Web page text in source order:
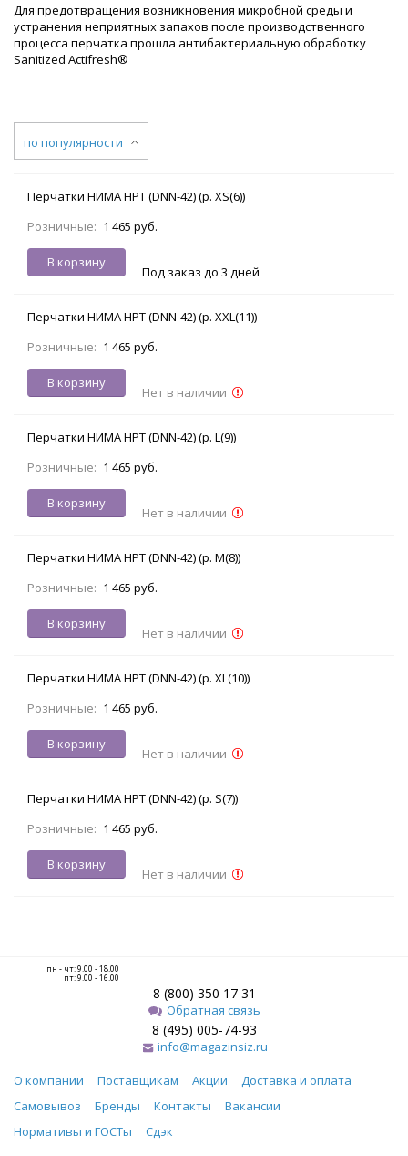
Для предотвращения возникновения микробной среды и
устранения неприятных запахов после производственного
процесса перчатка прошла антибактериальную обработку
Sanitized Actifresh®
по популярности
Перчатки НИМА НРТ (DNN-42) (р. XS(6))
Розничные: 1 465 руб.
В корзину
Под заказ до 3 дней
Перчатки НИМА НРТ (DNN-42) (р. XXL(11))
Розничные: 1 465 руб.
В корзину
Нет в наличии
Перчатки НИМА НРТ (DNN-42) (р. L(9))
Розничные: 1 465 руб.
В корзину
Нет в наличии
Перчатки НИМА НРТ (DNN-42) (р. M(8))
Розничные: 1 465 руб.
В корзину
Нет в наличии
Перчатки НИМА НРТ (DNN-42) (р. XL(10))
Розничные: 1 465 руб.
В корзину
Нет в наличии
Перчатки НИМА НРТ (DNN-42) (р. S(7))
Розничные: 1 465 руб.
В корзину
Нет в наличии
пн - чт: 9.00 - 18.00
пт: 9.00 - 16.00
8 (800) 350 17 31
Обратная связь
8 (495) 005-74-93
info@magazinsiz.ru
О компании Поставщикам Акции
Доставка и оплата
Самовывоз
Бренды Контакты
Вакансии
Нормативы и ГОСТы
Сдэк